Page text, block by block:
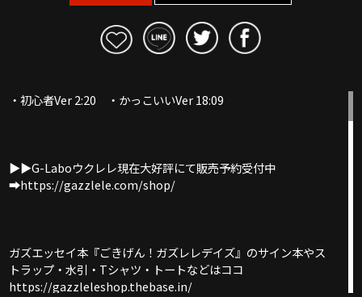
・初心者Ver 2:20 ・かっこいいVer 18:09
▶︎▶︎G-Laboウクレレ現在大好評にて販売予約受付中
➡︎https://gazzlele.com/shop/
ガズエッセイ本『ごきげん！ガズレレデイズ』のサイン本やス
トラップ・水引・Tシャツ・トートなどはココ
https://gazzleleshop.thebase.in/